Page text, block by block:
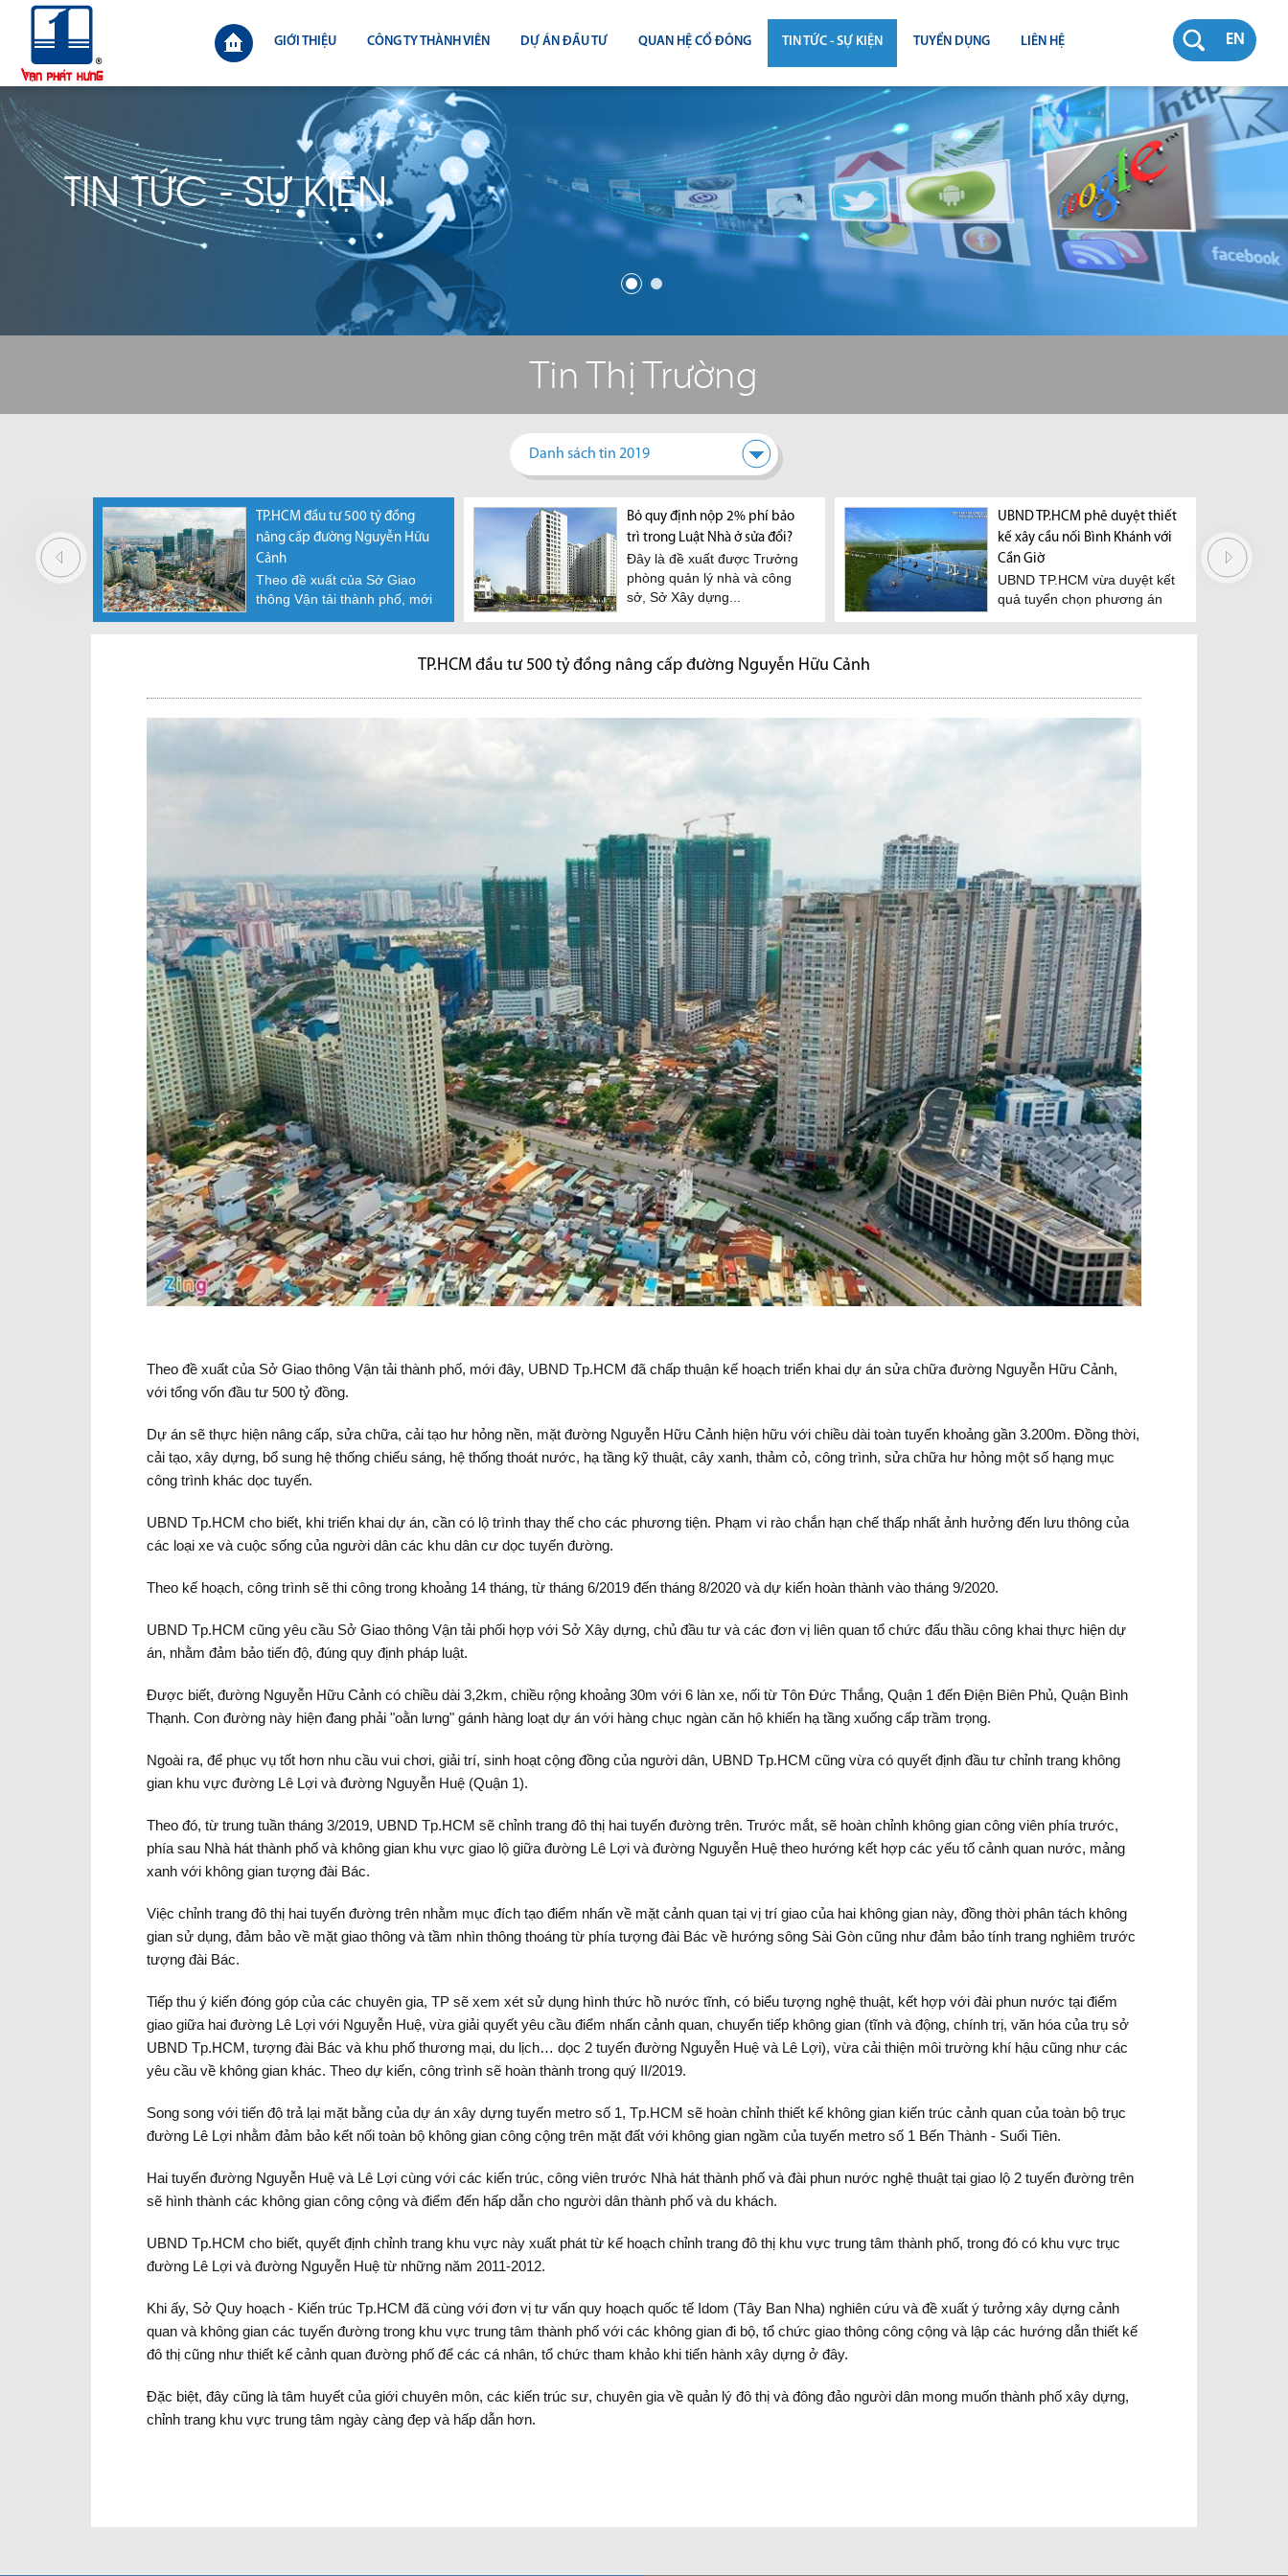
EN
GIỚI THIỆU CÔNG TY THÀNH VIÊN DỰ ÁN ĐẦU TƯ QUAN HỆ CỔ ĐÔNG
ĐẠI HỘI ĐỒNG CỔ ĐÔNG
BÁO CÁO THƯỜNG NIÊN
BÁO CÁO TÀI CHÍNH
TIN TỨC - SỰ KIỆN
TIN THỊ TRƯỜNG
TIN DỰ ÁN
TIN CÔNG TY
TUYỂN DỤNG LIÊN HỆ
TIN TỨC - SỰ KIỆN
Tin Thị Trường
Danh sách tin 2019
Phó Thủ Tướng yêu cầu nghiên
cứu cấp “sổ đỏ” cho condotel,
officetel
Văn phòng chính phủ phát đi
thông báo số 33/TB-VPCP
Bất động sản Việt Nam vẫn
hấp dẫn nhà đầu tư nước
Theo bà Nguyễn Thị Vân
Khanh, Giám đốc cấp cao thị
Đâu là thời điểm giá bất động
sản đạt đỉnh
Nhiều dự đoán khác nhau
Loạt dự đoán thứ nhất cho
rằng, giá bất...
mua bất động
Hiệp hội Bất
TP.HCM
và giá
TP.HCM đầu tư 500 tỷ đồng
nâng cấp đường Nguyễn Hữu
Cảnh
Theo đề xuất của Sở Giao
thông Vận tải thành phố, mới
Bỏ quy định nộp 2% phí bảo
trì trong Luật Nhà ở sửa đổi?
Đây là đề xuất được Trưởng
phòng quản lý nhà và công
sở, Sở Xây dựng...
UBND TP.HCM phê duyệt thiết
kế xây cầu nối Bình Khánh với
Cần Giờ
UBND TP.HCM vừa duyệt kết
quả tuyển chọn phương án
TP.HCM đầu tư 500 tỷ đồng nâng cấp đường Nguyễn Hữu Cảnh
Theo đề xuất của Sở Giao thông Vận tải thành phố, mới đây, UBND Tp.HCM đã chấp thuận kế hoạch triển khai dự án sửa chữa đường Nguyễn Hữu Cảnh,
với tổng vốn đầu tư 500 tỷ đồng.
Dự án sẽ thực hiện nâng cấp, sửa chữa, cải tạo hư hỏng nền, mặt đường Nguyễn Hữu Cảnh hiện hữu với chiều dài toàn tuyến khoảng gần 3.200m. Đồng thời,
cải tạo, xây dựng, bổ sung hệ thống chiếu sáng, hệ thống thoát nước, hạ tầng kỹ thuật, cây xanh, thảm cỏ, công trình, sửa chữa hư hỏng một số hạng mục
công trình khác dọc tuyến.
UBND Tp.HCM cho biết, khi triển khai dự án, cần có lộ trình thay thế cho các phương tiện. Phạm vi rào chắn hạn chế thấp nhất ảnh hưởng đến lưu thông của
các loại xe và cuộc sống của người dân các khu dân cư dọc tuyến đường.
Theo kế hoạch, công trình sẽ thi công trong khoảng 14 tháng, từ tháng 6/2019 đến tháng 8/2020 và dự kiến hoàn thành vào tháng 9/2020.
UBND Tp.HCM cũng yêu cầu Sở Giao thông Vận tải phối hợp với Sở Xây dựng, chủ đầu tư và các đơn vị liên quan tổ chức đấu thầu công khai thực hiện dự
án, nhằm đảm bảo tiến độ, đúng quy định pháp luật.
Được biết, đường Nguyễn Hữu Cảnh có chiều dài 3,2km, chiều rộng khoảng 30m với 6 làn xe, nối từ Tôn Đức Thắng, Quận 1 đến Điện Biên Phủ, Quận Bình
Thạnh. Con đường này hiện đang phải "oằn lưng" gánh hàng loạt dự án với hàng chục ngàn căn hộ khiến hạ tầng xuống cấp trầm trọng.
Ngoài ra, để phục vụ tốt hơn nhu cầu vui chơi, giải trí, sinh hoạt cộng đồng của người dân, UBND Tp.HCM cũng vừa có quyết định đầu tư chỉnh trang không
gian khu vực đường Lê Lợi và đường Nguyễn Huệ (Quận 1).
Theo đó, từ trung tuần tháng 3/2019, UBND Tp.HCM sẽ chỉnh trang đô thị hai tuyến đường trên. Trước mắt, sẽ hoàn chỉnh không gian công viên phía trước,
phía sau Nhà hát thành phố và không gian khu vực giao lộ giữa đường Lê Lợi và đường Nguyễn Huệ theo hướng kết hợp các yếu tố cảnh quan nước, mảng
xanh với không gian tượng đài Bác.
Việc chỉnh trang đô thị hai tuyến đường trên nhằm mục đích tạo điểm nhấn về mặt cảnh quan tại vị trí giao của hai không gian này, đồng thời phân tách không
gian sử dụng, đảm bảo về mặt giao thông và tầm nhìn thông thoáng từ phía tượng đài Bác về hướng sông Sài Gòn cũng như đảm bảo tính trang nghiêm trước
tượng đài Bác.
Tiếp thu ý kiến đóng góp của các chuyên gia, TP sẽ xem xét sử dụng hình thức hồ nước tĩnh, có biểu tượng nghệ thuật, kết hợp với đài phun nước tại điểm
giao giữa hai đường Lê Lợi với Nguyễn Huệ, vừa giải quyết yêu cầu điểm nhấn cảnh quan, chuyển tiếp không gian (tĩnh và động, chính trị, văn hóa của trụ sở
UBND Tp.HCM, tượng đài Bác và khu phố thương mại, du lịch… dọc 2 tuyến đường Nguyễn Huệ và Lê Lợi), vừa cải thiện môi trường khí hậu cũng như các
yêu cầu về không gian khác. Theo dự kiến, công trình sẽ hoàn thành trong quý II/2019.
Song song với tiến độ trả lại mặt bằng của dự án xây dựng tuyến metro số 1, Tp.HCM sẽ hoàn chỉnh thiết kế không gian kiến trúc cảnh quan của toàn bộ trục
đường Lê Lợi nhằm đảm bảo kết nối toàn bộ không gian công cộng trên mặt đất với không gian ngầm của tuyến metro số 1 Bến Thành - Suối Tiên.
Hai tuyến đường Nguyễn Huệ và Lê Lợi cùng với các kiến trúc, công viên trước Nhà hát thành phố và đài phun nước nghệ thuật tại giao lộ 2 tuyến đường trên
sẽ hình thành các không gian công cộng và điểm đến hấp dẫn cho người dân thành phố và du khách.
UBND Tp.HCM cho biết, quyết định chỉnh trang khu vực này xuất phát từ kế hoạch chỉnh trang đô thị khu vực trung tâm thành phố, trong đó có khu vực trục
đường Lê Lợi và đường Nguyễn Huệ từ những năm 2011-2012.
Khi ấy, Sở Quy hoạch - Kiến trúc Tp.HCM đã cùng với đơn vị tư vấn quy hoạch quốc tế Idom (Tây Ban Nha) nghiên cứu và đề xuất ý tưởng xây dựng cảnh
quan và không gian các tuyến đường trong khu vực trung tâm thành phố với các không gian đi bộ, tổ chức giao thông công cộng và lập các hướng dẫn thiết kế
đô thị cũng như thiết kế cảnh quan đường phố để các cá nhân, tổ chức tham khảo khi tiến hành xây dựng ở đây.
Đặc biệt, đây cũng là tâm huyết của giới chuyên môn, các kiến trúc sư, chuyên gia về quản lý đô thị và đông đảo người dân mong muốn thành phố xây dựng,
chỉnh trang khu vực trung tâm ngày càng đẹp và hấp dẫn hơn.